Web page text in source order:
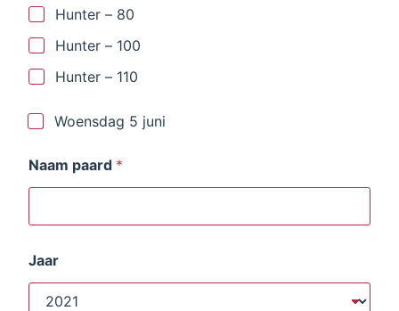
Hunter – 80
Hunter – 100
Hunter – 110
D
e
3
Woensdag 5 juni
Naam paard *
Jaar